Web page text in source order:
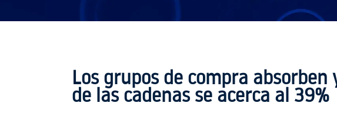
Los grupos de compra
de las cadenas se acerca al 39%